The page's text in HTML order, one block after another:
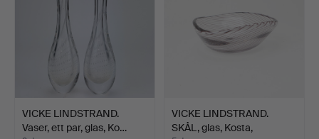
VICKE LINDSTRAND.
Vaser, ett par, glas, Ko…
VICKE LINDSTRAND.
SKÅL, glas, Kosta,